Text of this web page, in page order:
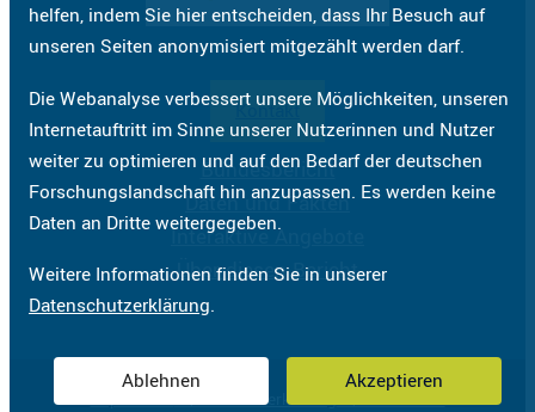
helfen, indem Sie hier entscheiden, dass Ihr Besuch auf
unseren Seiten anonymisiert mitgezählt werden darf.
Die Webanalyse verbessert unsere Möglichkeiten, unseren
Internetauftritt im Sinne unserer Nutzerinnen und Nutzer
weiter zu optimieren und auf den Bedarf der deutschen
Forschungslandschaft hin anzupassen. Es werden keine
Daten an Dritte weitergegeben.
Weitere Informationen finden Sie in unserer
Datenschutzerklärung.
Ablehnen Akzeptieren
Kontakt
Bundesbericht
Daten und Fakten
Interaktive Angebote
Über diesen Bericht
ImpressumDatenschutzerklärungBarrierefreiheit